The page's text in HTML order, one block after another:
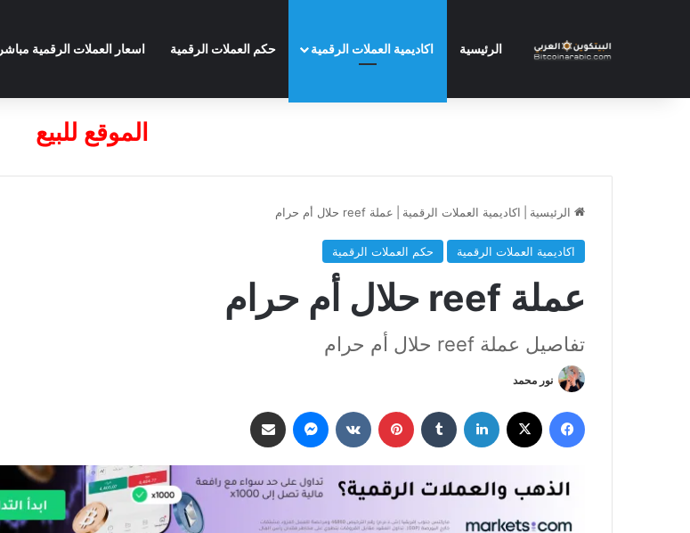
الرئيسية اكاديمية العملات الرقمية حكم العملات الرقمية اسعار العملات الرقمية مباشر
الموقع للبيع
الرئيسية اكاديمية العملات الرقمية عملة reef حلال أم حرام
اكاديمية العملات الرقمية حكم العملات الرقمية
عملة reef حلال أم حرام
تفاصيل عملة reef حلال أم حرام
نور محمد
فيسبوك لينكدإن بينتيريست ماسنجر